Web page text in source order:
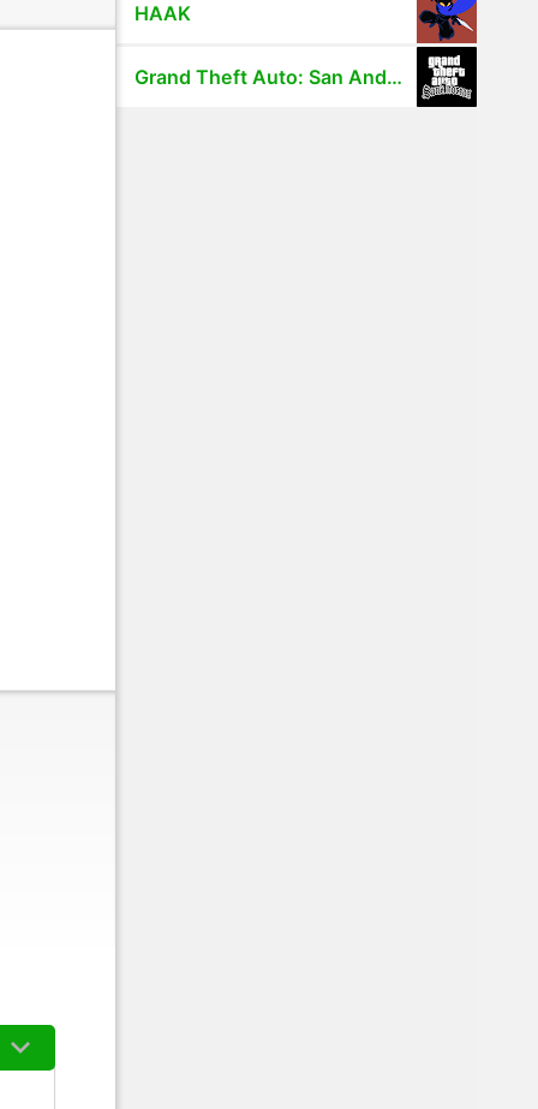
HAAK
Grand Theft Auto: San Andreas